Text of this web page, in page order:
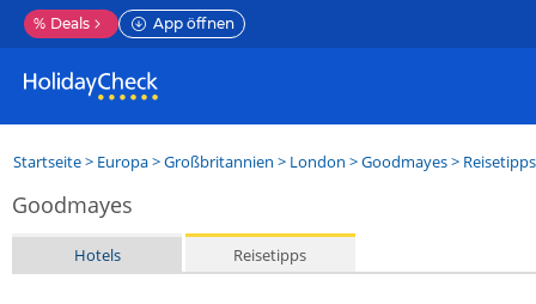
% Deals App öffnen
Startseite> Europa>Großbritannien > London >Goodmayes> Reisetipps
Goodmayes
Hotels Reisetipps